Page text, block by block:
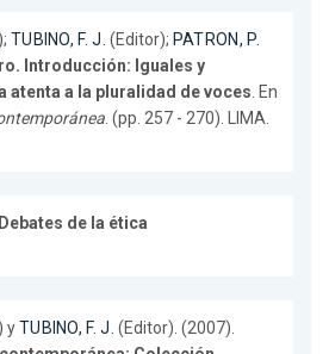
TUBINO, F. J. (Editor); PATRON, P.
Introducción: Iguales y
atenta a la pluralidad de voces. En
. (pp. 257 - 270). LIMA.
Debates de la ética
yTUBINO, F. J. (Editor). (2007).